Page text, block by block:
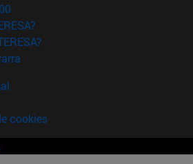
cookies